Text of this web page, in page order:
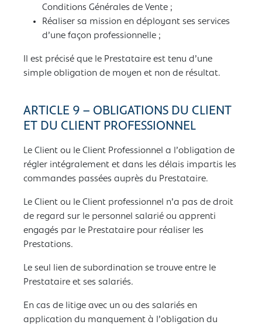
Conditions Générales de Vente ;
Réaliser sa mission en déployant ses services
d’une façon professionnelle ;
Il est précisé que le Prestataire est tenu d’une
simple obligation de moyen et non de résultat.
ARTICLE 9 – OBLIGATIONS DU CLIENT
ET DU CLIENT PROFESSIONNEL
Le Client ou le Client Professionnel a l’obligation de
régler intégralement et dans les délais impartis les
commandes passées auprès du Prestataire.
Le Client ou le Client professionnel n’a pas de droit
de regard sur le personnel salarié ou apprenti
engagés par le Prestataire pour réaliser les
Prestations.
Le seul lien de subordination se trouve entre le
Prestataire et ses salariés.
En cas de litige avec un ou des salariés en
application du manquement à l’obligation du